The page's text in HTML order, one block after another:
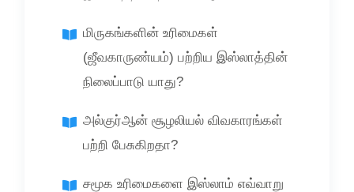
மிருகங்களின் உரிமைகள்
(ஜீவகாருண்யம்) பற்றிய இஸ்லாத்தின்
நிலைப்பாடு யாது?
அல்குர்ஆன் சூழலியல் விவகாரங்கள்
பற்றி பேசுகிறதா?
சமூக உரிமைகளை இஸ்லாம் எவ்வாறு